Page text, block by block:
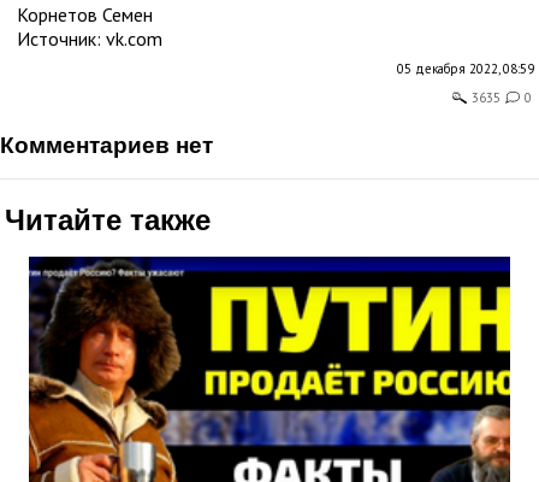
Корнетов Семен
Источник: vk.com
05 декабря 2022, 08:59
3635
0
комментариев нет
Читайте также